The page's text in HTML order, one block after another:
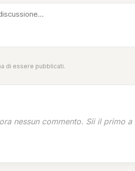
di essere pubblicati.
nessun commento. Sii il primo a